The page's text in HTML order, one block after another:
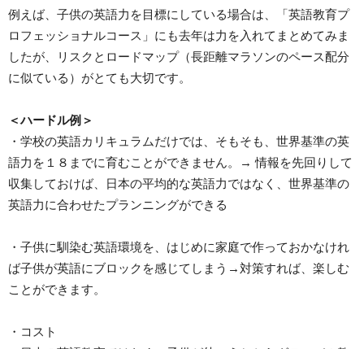
例えば、子供の英語力を目標にしている場合は、「英語教育プ
ロフェッショナルコース」にも去年は力を入れてまとめてみま
したが、リスクとロードマップ（長距離マラソンのペース配分
に似ている）がとても大切です。
＜ハードル例＞
・学校の英語カリキュラムだけでは、そもそも、世界基準の英
語力を１８までに育むことができません。→ 情報を先回りして
収集しておけば、日本の平均的な英語力ではなく、世界基準の
英語力に合わせたプランニングができる
・子供に馴染む英語環境を、はじめに家庭で作っておかなけれ
ば子供が英語にブロックを感じてしまう→対策すれば、楽しむ
ことができます。
・コスト